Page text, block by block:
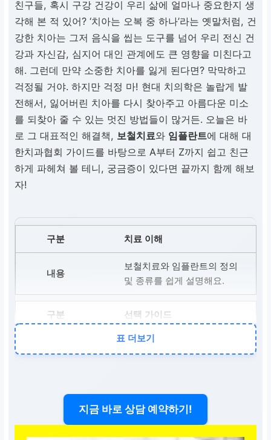
친구들, 혹시 구강 건강이 우리 삶에 얼마나 중요한지 생
각해 본 적 있어? ‘치아는 오복 중 하나’라는 옛말처럼, 건
강한 치아는 그저 음식을 씹는 도구를 넘어 우리 전신 건
강과 자신감, 심지어 대인 관계에도 큰 영향을 미친다고
해. 그런데 만약 소중한 치아를 잃게 된다면? 막막하고
걱정될 거야. 하지만 걱정 마! 현대 치의학은 놀랍게 발
전해서, 잃어버린 치아를 다시 찾아주고 아름다운 미소
를 되찾아 줄 수 있는 멋진 방법들이 많거든. 오늘은 바
로 그 대표적인 해결책, 보철치료와 임플란트에 대해 대
한치과협회 가이드를 바탕으로 A부터 Z까지 쉽고 친근
하게 파헤쳐 볼 테니, 궁금증이 있다면 끝까지 함께 해보
자!
치료 이해
보철치료와 임플란트의 정의
및 종류를 쉽게 설명해요.
선택 가이드
어떤 치료가 나에게 맞을지,
선택 시 고려사항을 알려드려
비용 & 보험
표 더보기
지금 바로 상담 예약하기!